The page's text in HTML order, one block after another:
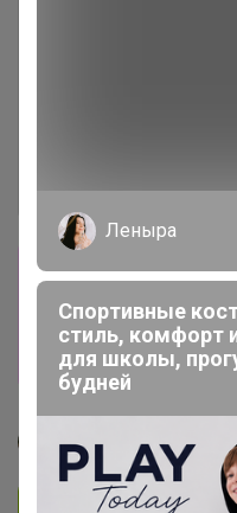
Сбор
завершен
Перейти к
Джилка
Подписаться на закупку
Леныра
Спортивные
стиль, комфорт
для школы,
будней